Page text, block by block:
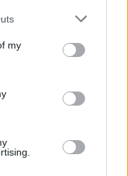
my
00:00:49
paimtus šešis
00:00:30
r.: dviejų moterų ir